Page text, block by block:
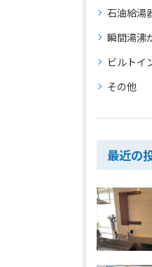
石油給湯
瞬間湯沸
ビルトイ
その他
最近の